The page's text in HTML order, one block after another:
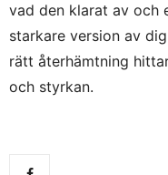
vad den klarat av och
starkare version av
rätt återhämtning
och styrkan.